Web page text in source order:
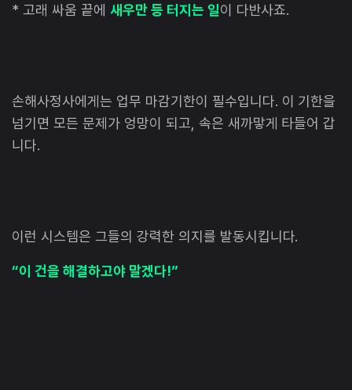
* 고래 싸움 끝에 새우만 등 터지는 일이 다반사죠.
손해사정사에게는 업무 마감기한이 필수입니다. 이 기한을
넘기면 모든 문제가 엉망이 되고, 속은 새까맣게 타들어 갑
니다.
이런 시스템은 그들의 강력한 의지를 발동시킵니다.
“이 건을 해결하고야 말겠다!”